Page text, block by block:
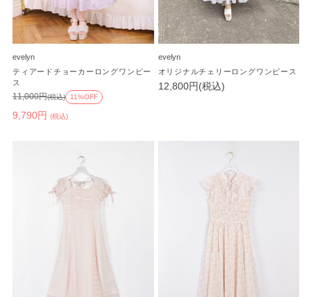
evelyn
ティアードチョーカーロングワンピー
ス
9,790円 (税込)
11,000円(税込) 11%OFF
evelyn
オリジナルチェリーロングワンピース
12,800円(税込)